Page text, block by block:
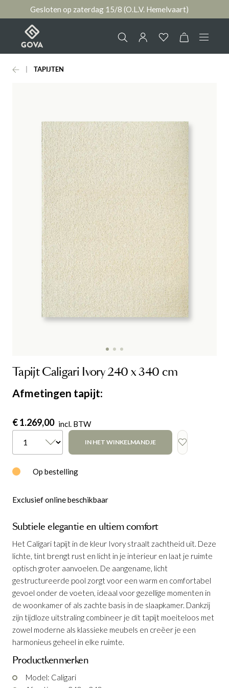
Gesloten op zaterdag 15/8 (O.L.V. Hemelvaart)
Collectie
Merken
Nieuws & Inspiratie
Contact
AANMELDEN
ofregistreren
TAPIJTEN
Tapijt Caligari Ivory 240 x 340 cm
Afmetingen tapijt:
€ 1.269,00 incl. BTW
IN HET WINKELMANDJE
Op bestelling
Exclusief online beschikbaar
Subtiele elegantie en ultiem comfort
Het Caligari tapijt in de kleur Ivory straalt zachtheid uit. Deze
lichte, tint brengt rust en licht in je interieur en laat je ruimte
optisch groter aanvoelen. De aangename, licht
gestructureerde pool zorgt voor een warm en comfortabel
gevoel onder de voeten, ideaal voor gezellige momenten in
de woonkamer of als zachte basis in de slaapkamer. Dankzij
zijn tijdloze uitstraling combineer je dit tapijt moeiteloos met
zowel moderne als klassieke meubels en creëer je een
harmonieus geheel in elke ruimte.
Productkenmerken
Model: Caligari
Tapijt Caligari Ivory 240 x 340 cm
toegevoegd aan je winkelmandje